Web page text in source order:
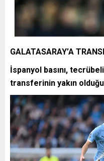
GALATASARAY’A
İspanyol basını,
transferinin yakın